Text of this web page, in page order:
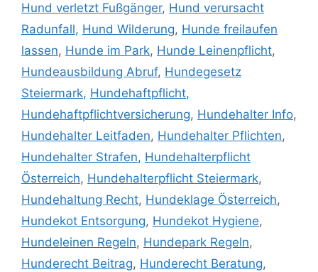
Hund verletzt Fußgänger, Hund verursacht
Radunfall, Hund Wilderung, Hunde freilaufen
lassen, Hunde im Park, Hunde Leinenpflicht,
Hundeausbildung Abruf, Hundegesetz
Steiermark, Hundehaftpflicht,
Hundehaftpflichtversicherung, Hundehalter Info,
Hundehalter Leitfaden, Hundehalter Pflichten,
Hundehalter Strafen, Hundehalterpflicht
Österreich, Hundehalterpflicht Steiermark,
Hundehaltung Recht, Hundeklage Österreich,
Hundekot Entsorgung, Hundekot Hygiene,
Hundeleinen Regeln, Hundepark Regeln,
Hunderecht Beitrag, Hunderecht Beratung,